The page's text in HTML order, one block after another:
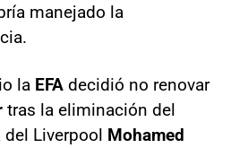
manejado la
la EFA decidió no renovar
tras la eliminación del
Liverpool Mohamed